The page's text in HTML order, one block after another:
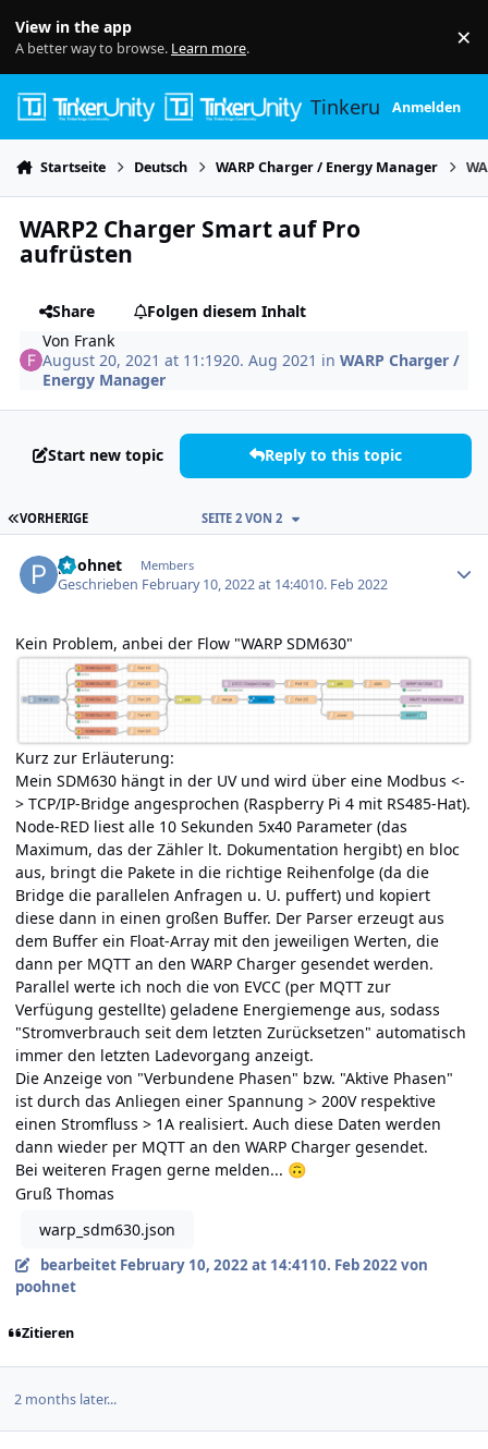
View in the app
A better way to browse. Learn more. ×
TinkerunityAnmelden
Startseite Deutsch WARP Charger / Energy Manager
WARP2 Charger Smart auf Pro
aufrüsten
Share
Folgen diesem Inhalt
Von Frank
August 20, 2021 at 11:1920. Aug 2021 inWARP Charger /
Energy Manager
Start new topic Reply to this topic
ERSTE SEITE
VORHERIGE SEITE 2 VON 2
poohnet Members
Geschrieben February 10, 2022 at 14:4010. Feb 2022
Kein Problem, anbei der Flow "WARP SDM630"
Kurz zur Erläuterung:
Mein SDM630 hängt in der UV und wird über eine Modbus <-
> TCP/IP-Bridge angesprochen (Raspberry Pi 4 mit RS485-Hat).
Node-RED liest alle 10 Sekunden 5x40 Parameter (das
Maximum, das der Zähler lt. Dokumentation hergibt) en bloc
aus, bringt die Pakete in die richtige Reihenfolge (da die
Bridge die parallelen Anfragen u. U. puffert) und kopiert
diese dann in einen großen Buffer. Der Parser erzeugt aus
dem Buffer ein Float-Array mit den jeweiligen Werten, die
dann per MQTT an den WARP Charger gesendet werden.
Parallel werte ich noch die von EVCC (per MQTT zur
Verfügung gestellte) geladene Energiemenge aus, sodass
"Stromverbrauch seit dem letzten Zurücksetzen" automatisch
immer den letzten Ladevorgang anzeigt.
Die Anzeige von "Verbundene Phasen" bzw. "Aktive Phasen"
ist durch das Anliegen einer Spannung > 200V respektive
einen Stromfluss > 1A realisiert. Auch diese Daten werden
dann wieder per MQTT an den WARP Charger gesendet.
Bei weiteren Fragen gerne melden... 🙃
Gruß Thomas
warp_sdm630.json
bearbeitet February 10, 2022 at 14:4110. Feb 2022von
poohnet
Zitieren
2 months later...